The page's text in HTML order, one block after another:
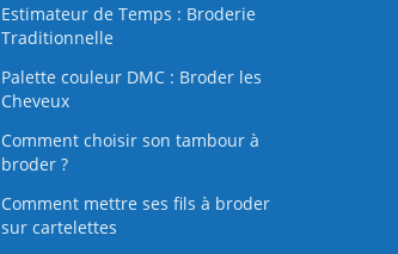
Estimateur de Temps : Broderie
Traditionnelle
Palette couleur DMC : Broder les
Cheveux
Comment choisir son tambour à
broder ?
Comment mettre ses fils à broder
sur cartelettes